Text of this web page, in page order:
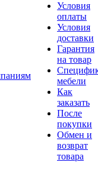
Условия
оплаты
Условия
доставки
Гарантия
на товар
мебели
Как
заказать
После
покупки
Обмен и
возврат
товара